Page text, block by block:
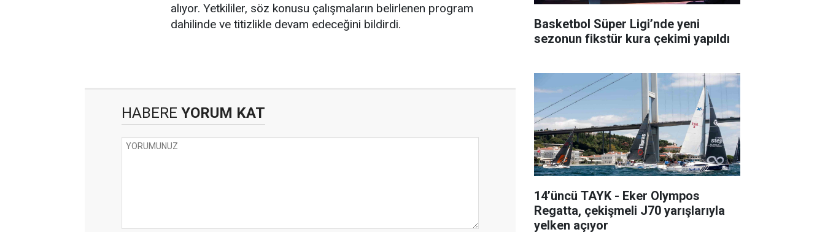
alıyor. Yetkililer, söz konusu çalışmaların belirlenen program
dahilinde ve titizlikle devam edeceğini bildirdi.
HABERE YORUM KAT
Basketbol Süper Ligi’nde yeni
sezonun fikstür kura çekimi yapıldı
14’üncü TAYK - Eker Olympos
Regatta, çekişmeli J70 yarışlarıyla
yelken açıyor